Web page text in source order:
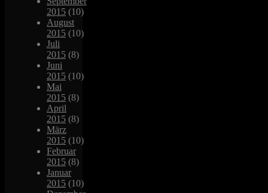
2015 (10)
August
2015 (10)
Juli
2015 (8)
Juni
2015 (10)
Mai
2015 (8)
April
2015 (8)
März
2015 (10)
Februar
2015 (8)
Januar
2015 (10)